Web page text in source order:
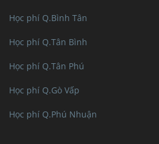
Học phí Q.Bình Tân
Học phí Q.Tân Bình
Học phí Q.Tân Phú
Học phí Q.Gò Vấp
Học phí Q.Phú Nhuận